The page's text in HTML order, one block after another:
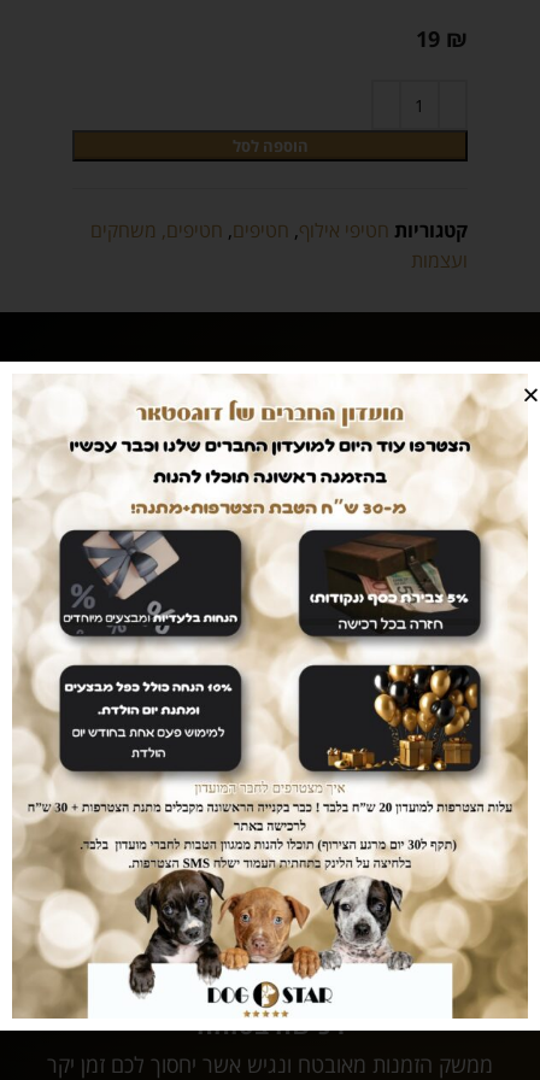
19 ₪
הוספה לסל
קטגוריות חטיפי אילוף, חטיפים, חטיפים, משחקים
ועצמות
מוצרים מובחרים
במחיר הכי זול
אחרי שנים של עבודה עם עשרות מותגים כיום אנו
משווקים אך ורק מוצרי ultra premium אשר נותן
לכלבכם תזונה מושלמת והמחירים... הכי זול שיש.
עושים לכם חיים קלים
המשלוחים עלינו
עם dogstar אין צורך לצאת מהבית. המשלוח יגיע
אליכם עד הבית ללא עלות נוספת.
דואגים לבטחון שלכם
רכישה בטוחה
ממשק הזמנות מאובטח ונגיש אשר יחסוך לכם זמן יקר